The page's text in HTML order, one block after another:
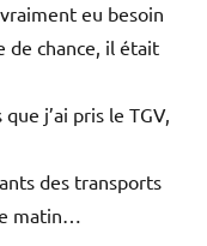
eu besoin
de chance, il était
j’ai pris le TGV,
des transports
matin…